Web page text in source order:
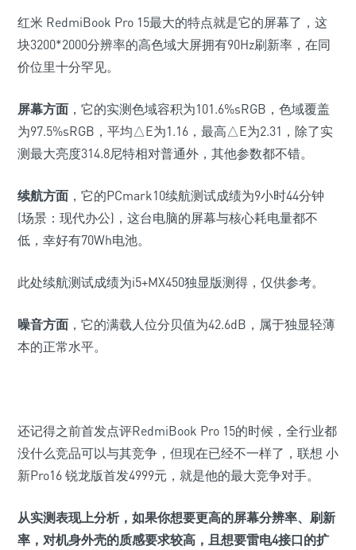
红米 RedmiBook Pro 15最大的特点就是它的屏幕了，这
块3200*2000分辨率的高色域大屏拥有90Hz刷新率，在同
价位里十分罕见。
屏幕方面 ，它的实测色域容积为101.6%sRGB，色域覆盖
为97.5%sRGB，平均△E为1.16，最高△E为2.31，除了实
测最大亮度314.8尼特相对普通外，其他参数都不错。
续航方面 ，它的PCmark10续航测试成绩为9小时44分钟
(场景：现代办公) ，这台电脑的屏幕与核心耗电量都不
低，幸好有70Wh电池。
此处续航测试成绩为i5+MX450独显版测得，仅供参考。
噪音方面 ，它的满载人位分贝值为42.6dB，属于独显轻薄
本的正常水平。
还记得之前首发点评RedmiBook Pro 15的时候，全行业都
没什么竞品可以与其竞争，但现在已经不一样了，联想 小
新Pro16 锐龙版首发4999元，就是他的最大竞争对手。
从实测表现上分析，如果你想要更高的屏幕分辨率、 刷新
率 ，对机身外壳的质感要求较高，且想要雷电4接口的扩